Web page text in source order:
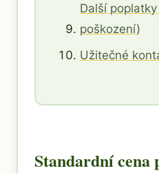
Další
poškození)
Užitečné
Standardní cena